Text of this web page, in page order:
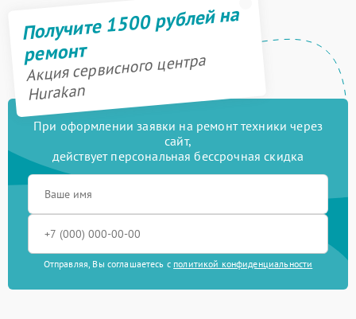
Получите 1500 рублей на
ремонт
Акция сервисного центра
Hurakan
При оформлении заявки на ремонт техники через
сайт,
действует персональная бессрочная скидка
Отправляя, Вы соглашаетесь с политикой конфиденциальности